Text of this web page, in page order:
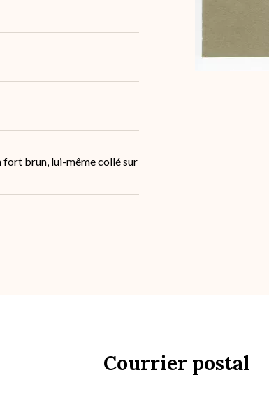
brun, lui-même collé sur
Courrier postal